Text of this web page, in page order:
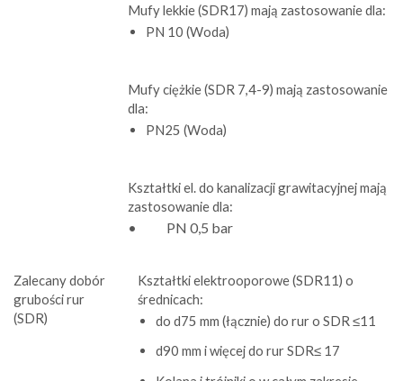
Mufy lekkie (SDR17) mają zastosowanie dla:
PN 10 (Woda)
Mufy ciężkie (SDR 7,4-9) mają zastosowanie
dla:
PN25 (Woda)
Kształtki el. do kanalizacji grawitacyjnej mają
zastosowanie dla:
• PN 0,5 bar
Zalecany dobór
grubości rur
(SDR)
Kształtki elektrooporowe (SDR11) o
średnicach:
do d75 mm (łącznie) do rur o SDR ≤11
d90 mm i więcej do rur SDR≤ 17